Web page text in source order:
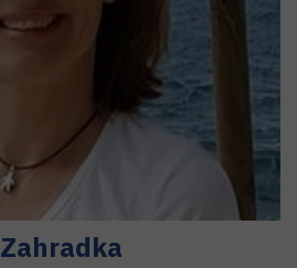
Zahradka